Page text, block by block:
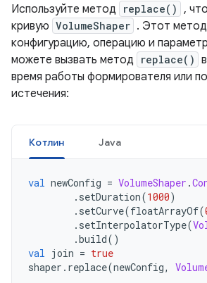
Используйте метод replace() ,
кривую VolumeShaper . Этот
конфигурацию, операцию и
можете вызвать метод
replace()
время работы формирователя или
истечения:
Котлин Java
val newConfig = VolumeShaper .
. setDuration(1000)
. setCurve(floatArrayOf(
. setInterpolatorType(
.build()
val join = true
shaper . replace(newConfig,